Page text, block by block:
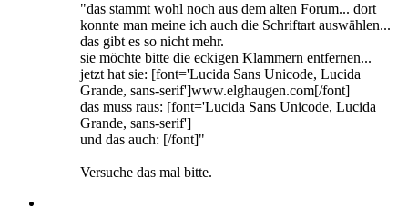
"das stammt wohl noch aus dem alten Forum... dort
konnte man meine ich auch die Schriftart auswählen...
das gibt es so nicht mehr.
sie möchte bitte die eckigen Klammern entfernen...
jetzt hat sie: [font='Lucida Sans Unicode, Lucida
Grande, sans-serif']www.elghaugen.com[/font]
das muss raus: [font='Lucida Sans Unicode, Lucida
Grande, sans-serif']
und das auch: [/font]"
Versuche das mal bitte.